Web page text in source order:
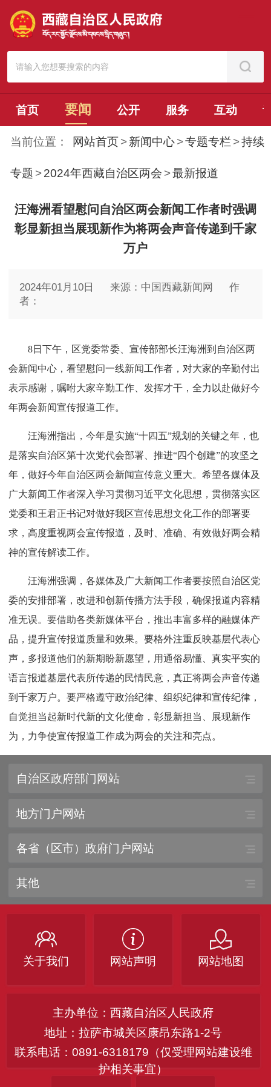
首页 要闻 公开 服务 互动
当前位置： 网站首页 > 新闻中心 >专题专栏 >持续
专题 > 2024年西藏自治区两会 >最新报道
汪海洲看望慰问自治区两会新闻工作者时强调
彰显新担当展现新作为将两会声音传递到千家
万户
2024年01月10日 来源：中国西藏新闻网
作
者：
8日下午，区党委常委、宣传部部长汪海洲到自治区两
会新闻中心，看望慰问一线新闻工作者，对大家的辛勤付出
表示感谢，嘱咐大家辛勤工作、发挥才干，全力以赴做好今
年两会新闻宣传报道工作。
汪海洲指出，今年是实施“十四五”规划的关键之年，也
是落实自治区第十次党代会部署、推进“四个创建”的攻坚之
年，做好今年自治区两会新闻宣传意义重大。希望各媒体及
广大新闻工作者深入学习贯彻习近平文化思想，贯彻落实区
党委和王君正书记对做好我区宣传思想文化工作的部署要
求，高度重视两会宣传报道，及时、准确、有效做好两会精
神的宣传解读工作。
汪海洲强调，各媒体及广大新闻工作者要按照自治区党
委的安排部署，改进和创新传播方法手段，确保报道内容精
准无误。要借助各类新媒体平台，推出丰富多样的融媒体产
品，提升宣传报道质量和效果。要格外注重反映基层代表心
声，多报道他们的新期盼新愿望，用通俗易懂、真实平实的
语言报道基层代表所传递的民情民意，真正将两会声音传递
到千家万户。要严格遵守政治纪律、组织纪律和宣传纪律，
自觉担当起新时代新的文化使命，彰显新担当、展现新作
为，力争使宣传报道工作成为两会的关注和亮点。
自治区政府部门网站
地方门户网站
各省（区市）政府门户网站
其他
关于我们 网站声明 网站地图
主办单位：西藏自治区人民政府
地址：拉萨市城关区康昂东路1-2号
联系电话：0891-6318179（仅受理网站建设维
护相关事宜）